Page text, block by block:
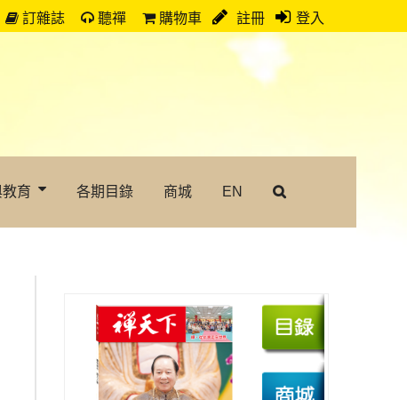
訂雜誌 聽禪 購物車 註冊 登入
教育 各期目錄 商城 EN